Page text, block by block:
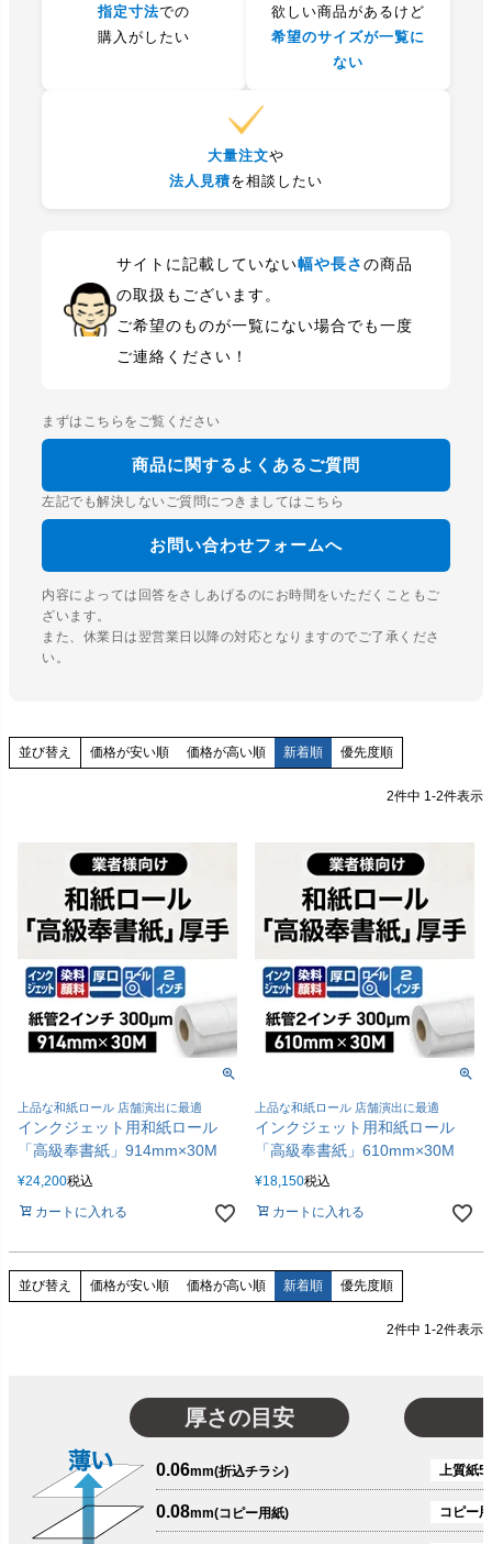
指定寸法での
購入がしたい
欲しい商品があるけど
希望のサイズが一覧に
ない
大量注文や
法人見積を相談したい
サイトに記載していない幅や長さの商品
の取扱もございます。
ご希望のものが一覧にない場合でも一度
ご連絡ください！
まずはこちらをご覧ください
商品に関するよくあるご質問
左記でも解決しないご質問につきましてはこちら
お問い合わせフォームへ
内容によっては回答をさしあげるのにお時間をいただくこともご
ざいます。
また、休業日は翌営業日以降の対応となりますのでご了承くださ
い。
並び替え 価格が安い順 価格が高い順 新着順 優先度順
2件中 1 -2件表示
上品な和紙ロール 店舗演出に最適
インクジェット用和紙ロール
「高級奉書紙」914mm×30M
¥24,200税込
カートに入れる
上品な和紙ロール 店舗演出に最適
インクジェット用和紙ロール
「高級奉書紙」610mm×30M
¥18,150税込
カートに入れる
並び替え 価格が安い順 価格が高い順 新着順 優先度順
2件中 1 -2件表示
厚さの目安
0.06mm(折込チラシ) 上質紙
0.08mm(コピー用紙) コピー